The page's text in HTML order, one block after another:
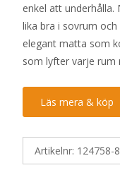
400 kr.239 kr.
enkel att underhålla.
lika bra i sovrum
elegant matta som
som lyfter varje rum
Läs mera & köp
Artikelnr: 124758-